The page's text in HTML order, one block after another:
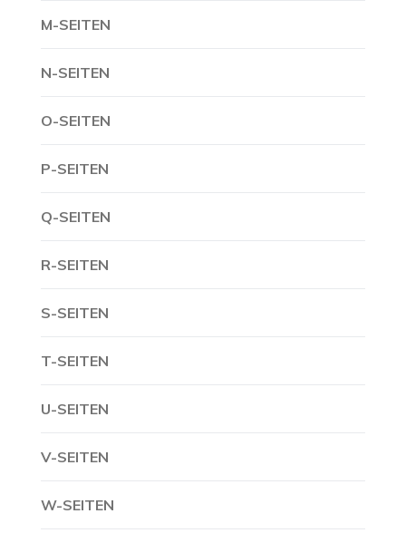
M-SEITEN
N-SEITEN
O-SEITEN
P-SEITEN
Q-SEITEN
R-SEITEN
S-SEITEN
T-SEITEN
U-SEITEN
V-SEITEN
W-SEITEN